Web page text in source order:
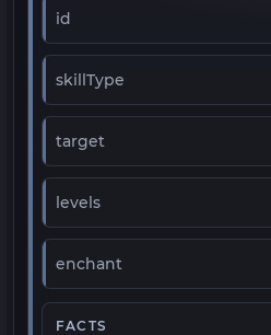
id
skillType
target
levels
enchant
FACTS